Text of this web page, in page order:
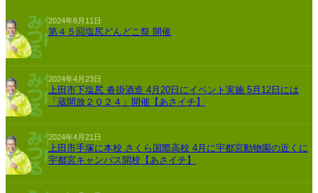
2024年8月11日
第４５回塩尻どんどこ祭 開催
2024年4月23日
上田市下塩尻 沓掛酒造 4月20日にイベント実施 5月12日には
「蔵開放２０２４」開催【あさイチ】
2024年4月21日
上田市手塚に本校 さくら国際高校 4月に宇都宮動物園の近くに
宇都宮キャンパス開校【あさイチ】